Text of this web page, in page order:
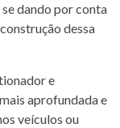
dando por conta
dessa
e
aprofundada e
veículos ou